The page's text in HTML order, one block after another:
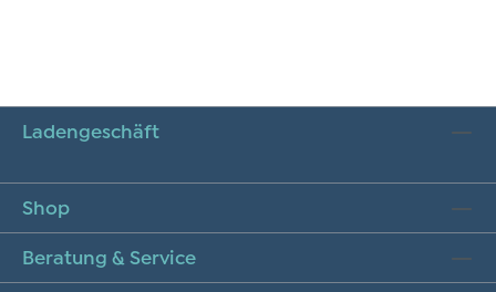
Ladengeschäft
Shop
Beratung & Service